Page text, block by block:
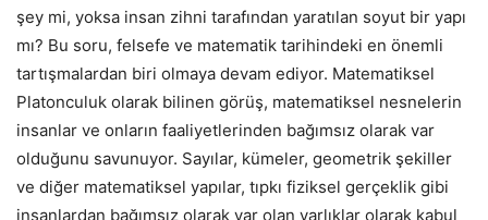
şey mi, yoksa insan zihni tarafından yaratılan soyut bir yapı
mı? Bu soru, felsefe ve matematik tarihindeki en önemli
tartışmalardan biri olmaya devam ediyor. Matematiksel
Platonculuk olarak bilinen görüş, matematiksel nesnelerin
insanlar ve onların faaliyetlerinden bağımsız olarak var
olduğunu savunuyor. Sayılar, kümeler, geometrik şekiller
ve diğer matematiksel yapılar, tıpkı fiziksel gerçeklik gibi
insanlardan bağımsız olarak var olan varlıklar olarak kabul